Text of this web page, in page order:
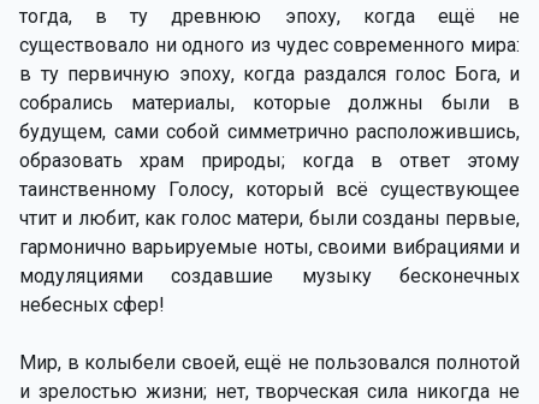
тогда, в ту древнюю эпоху, когда ещё не
существовало ни одного из чудес современного мира:
в ту первичную эпоху, когда раздался голос Бога, и
собрались материалы, которые должны были в
будущем, сами собой симметрично расположившись,
образовать храм природы; когда в ответ этому
таинственному Голосу, который всё существующее
чтит и любит, как голос матери, были созданы первые,
гармонично варьируемые ноты, своими вибрациями и
модуляциями создавшие музыку бесконечных
небесных сфер!
Мир, в колыбели своей, ещё не пользовался полнотой
и зрелостью жизни; нет, творческая сила никогда не